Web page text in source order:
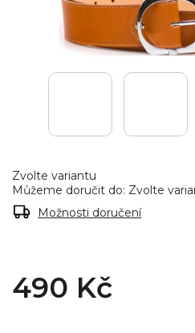
Zvolte variantu
Můžeme doručit do: Zvolte
Možnosti doručení
490 Kč